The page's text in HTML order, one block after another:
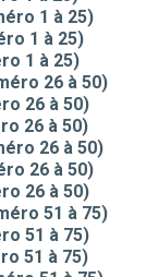
1 à 25)
1 à 25)
1 à 25)
26 à 50)
26 à 50)
26 à 50)
26 à 50)
26 à 50)
26 à 50)
51 à 75)
51 à 75)
51 à 75)